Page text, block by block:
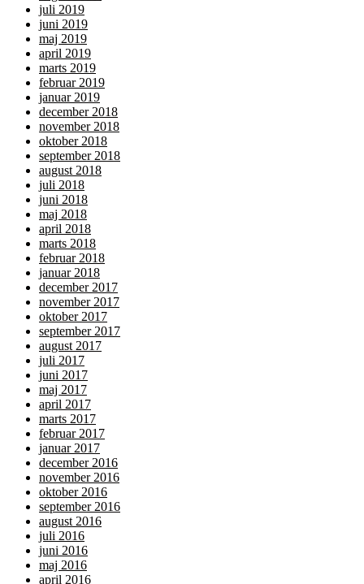
juli 2019
juni 2019
maj 2019
april 2019
marts 2019
februar 2019
januar 2019
december 2018
november 2018
oktober 2018
september 2018
august 2018
juli 2018
juni 2018
maj 2018
april 2018
marts 2018
februar 2018
januar 2018
december 2017
november 2017
oktober 2017
september 2017
august 2017
juli 2017
juni 2017
maj 2017
april 2017
marts 2017
februar 2017
januar 2017
december 2016
november 2016
oktober 2016
september 2016
august 2016
juli 2016
juni 2016
maj 2016
april 2016